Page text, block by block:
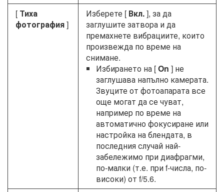
[ Тиха
фотография]
Изберете [ Вкл.], за да
заглушите затвора и да
премахнете вибрациите, които
произвежда по време на
снимане.
Избирането на [On ] не
заглушава напълно камерата.
Звуците от фотоапарата все
още могат да се чуват,
например по време на
автоматично фокусиране или
настройка на блендата, в
последния случай най-
забележимо при диафрагми,
по-малки (т.е. при f-числа, по-
високи) от f/5.6.